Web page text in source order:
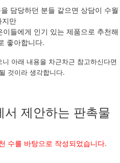
담당하던 분들 같으면 상담이 수월
지만
들에게 인기 있는 제품으로 추천해
좋아합니다.
아래 내용을 차근차근 참고하신다면
것이라 생각합니다.
제안하는 판촉물
수를 바탕으로 작성되었습니다.